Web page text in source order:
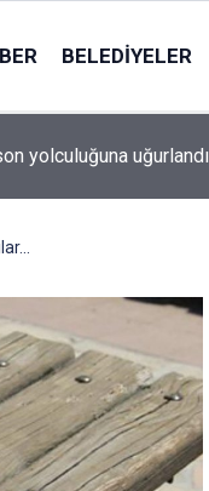
BELEDIYELER
yolculuğuna uğurlandı